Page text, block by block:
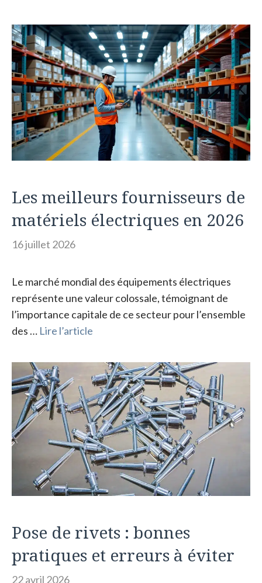
Les meilleurs fournisseurs de
matériels électriques en 2026
16 juillet 2026
Le marché mondial des équipements électriques
représente une valeur colossale, témoignant de
l’importance capitale de ce secteur pour l’ensemble
des … Lire l’article
Pose de rivets : bonnes
pratiques et erreurs à éviter
22 avril 2026